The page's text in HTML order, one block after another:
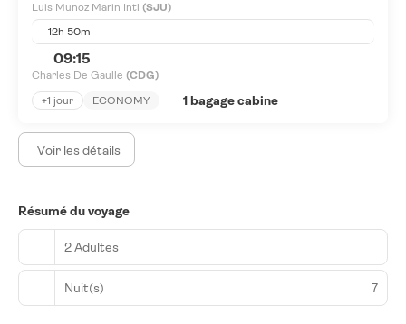
Luis Munoz Marin Intl (SJU)
12h 50m
09:15
Charles De Gaulle (CDG)
+1 jour
ECONOMY 1 bagage cabine
Voir les détails
Résumé du voyage
2 Adultes
Nuit(s) 7